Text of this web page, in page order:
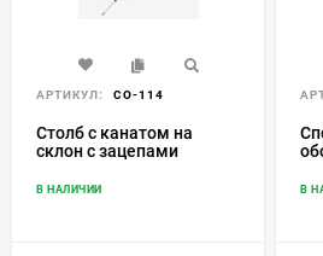
АРТИКУЛ: СО-114
Столб с канатом на
склон с зацепами
В НАЛИЧИИ В